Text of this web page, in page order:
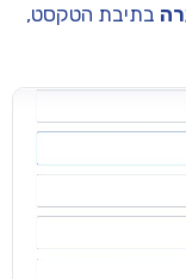
בתיבת הטקסט,